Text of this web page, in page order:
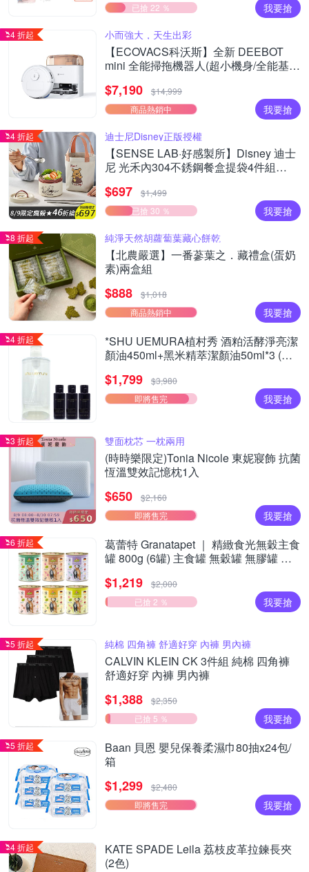
已搶 22 ％
我要搶
4 折起 小而強大，天生出彩
【ECOVACS科沃斯】全新 DEEBOT
mini 全能掃拖機器人(超小機身/全能基
$7,190
$14,999
商品熱銷中
我要搶
4 折起 迪士尼Disney正版授權
【SENSE LAB·好感製所】Disney 迪士
尼 光禾內304不銹鋼餐盒提袋4件組
$697
$1,499
已搶 30 ％
我要搶
8 折起 純淨天然胡蘿蔔葉藏心餅乾
【北農嚴選】一番蔘葉之．藏禮盒(蛋奶
素)兩盒組
$888
$1,018
商品熱銷中
我要搶
4 折起
*SHU UEMURA植村秀 酒粕活酵淨亮潔
顏油450ml+黑米精萃潔顏油50ml*3 (正
$1,799
$3,980
即將售完
我要搶
3 折起 雙面枕芯 一枕兩用
(時時樂限定)Tonia Nicole 東妮寢飾 抗菌
恆溫雙效記憶枕1入
$650
$2,160
即將售完
我要搶
6 折起
葛蕾特 Granatapet ｜ 精緻食光無穀主食
罐 800g (6罐) 主食罐 無穀罐 無膠罐 主
$1,219
$2,000
已搶 2 ％
我要搶
5 折起 純棉 四角褲 舒適好穿 內褲 男內褲
CALVIN KLEIN CK 3件組 純棉 四角褲
舒適好穿 內褲 男內褲
$1,388
$2,350
已搶 5 ％
我要搶
5 折起
Baan 貝恩 嬰兒保養柔濕巾80抽x24包/
箱
$1,299
$2,480
即將售完
我要搶
4 折起
KATE SPADE Leila 荔枝皮革拉鍊長夾
(2色)